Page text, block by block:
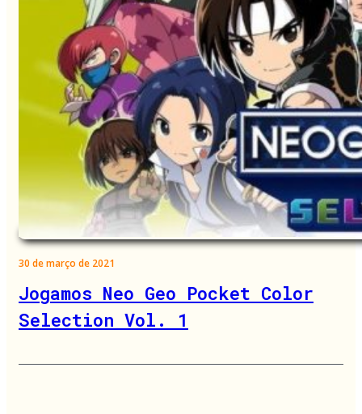
30 de março de 2021
Jogamos Neo Geo Pocket Color
Selection Vol. 1